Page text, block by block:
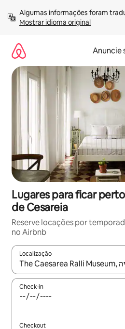
para
Mostrar idioma original
Anuncie
Lugares para ficar
de Cesareia
Reserve locações por
no Airbnb
Localização
Quando os resultados estiverem
Check-in
Checkout